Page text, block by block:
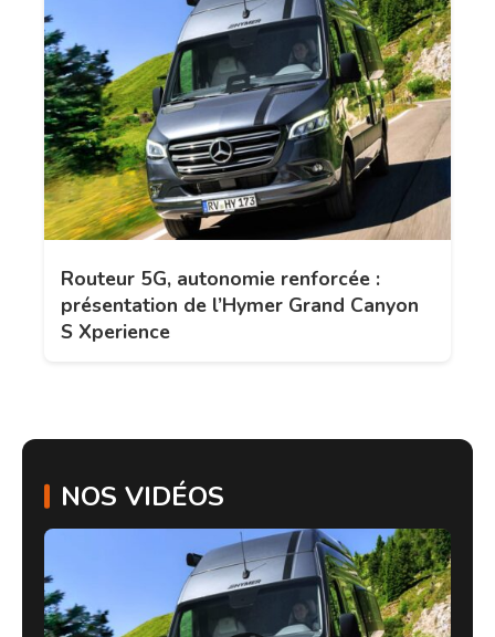
Routeur 5G, autonomie renforcée :
présentation de l’Hymer Grand Canyon
S Xperience
NOS VIDÉOS